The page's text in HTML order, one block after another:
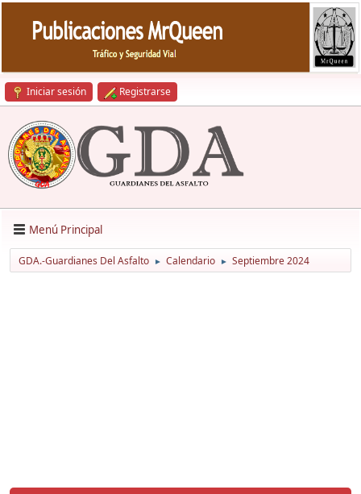
Iniciar sesión Registrarse
Menú Principal
GDA.-Guardianes Del Asfalto ► Calendario ► Septiembre 2024